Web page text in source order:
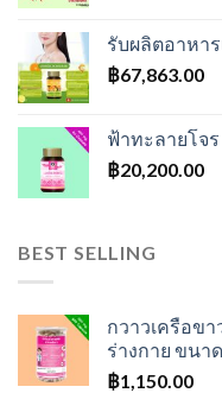
฿
รับผลิตอาหา
฿67,863.00
ฟ้าทะลายโจ
฿20,200.00
BEST SELLING
กวาวเครือข
ร่างกาย ขนา
฿1,150.00